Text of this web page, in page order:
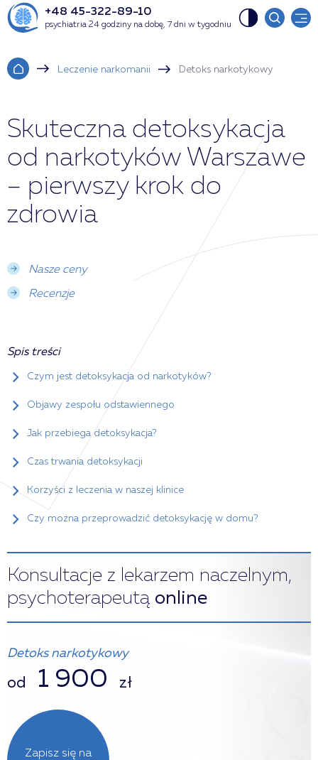
+48 45-322-89-10
psychiatria 24 godziny na dobę, 7 dni w tygodniu
Leczenie narkomanii Detoks narkotykowy
Skuteczna detoksykacja
od narkotyków Warszawe
– pierwszy krok do
zdrowia
Nasze ceny
Recenzje
Spis treści
Czym jest detoksykacja od narkotyków?
Objawy zespołu odstawiennego
Jak przebiega detoksykacja?
Czas trwania detoksykacji
Korzyści z leczenia w naszej klinice
Czy można przeprowadzić detoksykację w domu?
Konsultacje z lekarzem naczelnym,
psychoterapeutą online
Zapisz się na
Detoks narkotykowy
od 1 900 zł